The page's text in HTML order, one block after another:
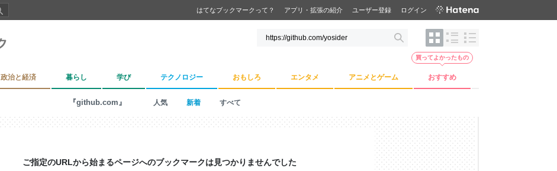
はてなブックマークって？ アプリ・拡張の紹介 ユーザー登録 ログイン
政治と経済 暮らし 学び テクノロジー おもしろ エンタメ アニメとゲーム おすすめ
買ってよかったもの
『github.com』 人気 新着 すべて
ご指定のURLから始まるページへのブックマークは見つかりませんでした